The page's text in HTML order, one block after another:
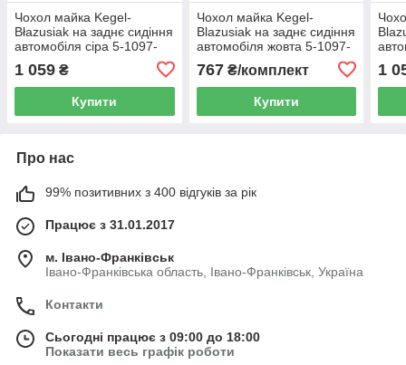
Чохол майка Kegel-
Błazusiak на заднє сидіння
автомобіля сіра 5-1097-
1 059 ₴
Купити
Чохол майка Kegel-
Blazusiak на заднє сидіння
автомобіля жовта 5-1097-
767₴/комплект
Купити
1
Про нас
99% позитивних з 400 відгуків за рік
Працює з 31.01.2017
м. Івано-Франківськ
Івано-Франківська область, Івано-Франківськ, Україна
Контакти
Сьогодні працює з 09:00 до 18:00
Показати весь графік роботи